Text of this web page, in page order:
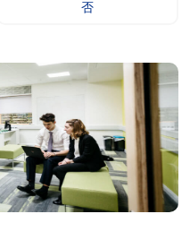
否